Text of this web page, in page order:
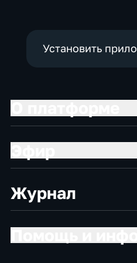
Установить
Журнал